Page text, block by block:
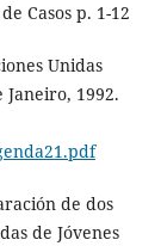
Casos p. 1-12
Unidas
1992.
de dos
de Jóvenes